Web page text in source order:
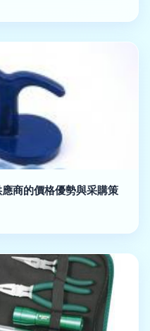
商的價格優勢與采購策